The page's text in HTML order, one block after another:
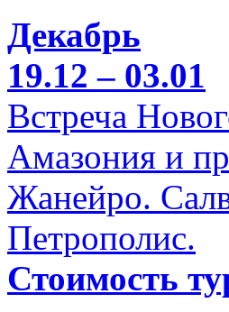
Декабрь
19.12 – 03.01
Встреча
Амазония и
Жанейро.
Петрополис.
Стоимость